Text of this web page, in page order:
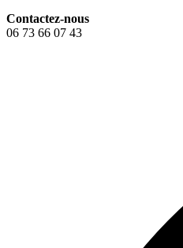
Contactez-nous
06 73 66 07 43